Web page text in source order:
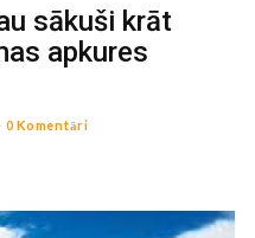
sākuši krāt
apkures
0 Komentāri